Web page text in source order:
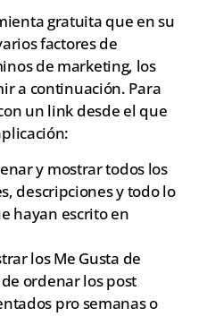
gratuita que en su
factores de
de marketing, los
a continuación. Para
un link desde el que
y mostrar todos los
descripciones y todo lo
hayan escrito en
los Me Gusta de
ordenar los post
pro semanas o